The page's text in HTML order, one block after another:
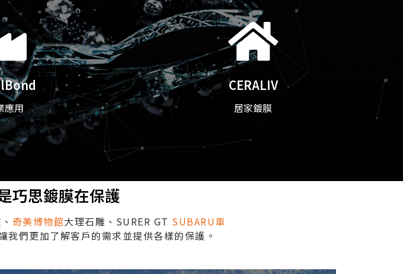
應用
CERALIV
居家鍍膜
巧思鍍膜在保護
、 奇美博物館大理石雕、SURER GT SUBARU車
我們更加了解客戶的需求並提供各樣的保護。